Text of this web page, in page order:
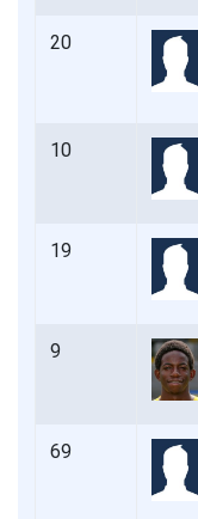
20
10
19
9
69